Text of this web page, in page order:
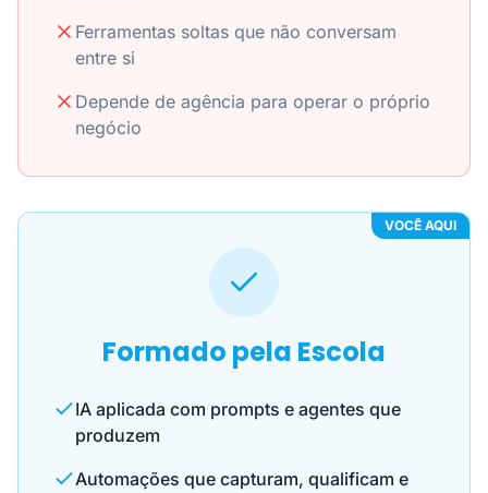
Ferramentas soltas que não conversam
entre si
Depende de agência para operar o próprio
negócio
VOCÊ AQUI
Formado pela Escola
IA aplicada com prompts e agentes que
produzem
Automações que capturam, qualificam e